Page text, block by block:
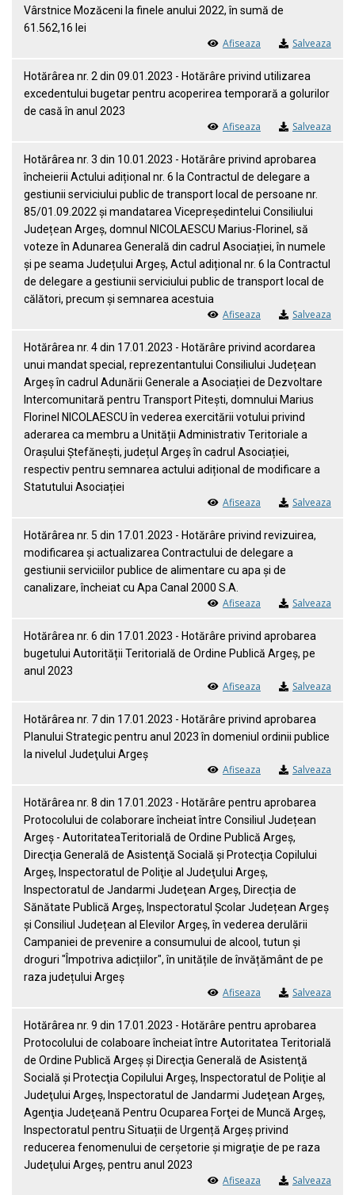
Vârstnice Mozăceni la finele anului 2022, în sumă de
61.562,16 lei
Afiseaza Salveaza
Hotărârea nr. 2 din 09.01.2023 - Hotărâre privind utilizarea
excedentului bugetar pentru acoperirea temporară a golurilor
de casă în anul 2023
Afiseaza Salveaza
Hotărârea nr. 3 din 10.01.2023 - Hotărâre privind aprobarea
încheierii Actului adițional nr. 6 la Contractul de delegare a
gestiunii serviciului public de transport local de persoane nr.
85/01.09.2022 și mandatarea Vicepreședintelui Consiliului
Județean Argeș, domnul NICOLAESCU Marius-Florinel, să
voteze în Adunarea Generală din cadrul Asociației, în numele
și pe seama Județului Argeș, Actul adițional nr. 6 la Contractul
de delegare a gestiunii serviciului public de transport local de
călători, precum și semnarea acestuia
Afiseaza Salveaza
Hotărârea nr. 4 din 17.01.2023 - Hotărâre privind acordarea
unui mandat special, reprezentantului Consiliului Județean
Argeș în cadrul Adunării Generale a Asociației de Dezvoltare
Intercomunitară pentru Transport Pitești, domnului Marius
Florinel NICOLAESCU în vederea exercitării votului privind
aderarea ca membru a Unității Administrativ Teritoriale a
Orașului Ștefănești, județul Argeș în cadrul Asociației,
respectiv pentru semnarea actului adițional de modificare a
Statutului Asociației
Afiseaza Salveaza
Hotărârea nr. 5 din 17.01.2023 - Hotărâre privind revizuirea,
modificarea și actualizarea Contractului de delegare a
gestiunii serviciilor publice de alimentare cu apa și de
canalizare, încheiat cu Apa Canal 2000 S.A.
Afiseaza Salveaza
Hotărârea nr. 6 din 17.01.2023 - Hotărâre privind aprobarea
bugetului Autorității Teritorială de Ordine Publică Argeș, pe
anul 2023
Afiseaza Salveaza
Hotărârea nr. 7 din 17.01.2023 - Hotărâre privind aprobarea
Planului Strategic pentru anul 2023 în domeniul ordinii publice
la nivelul Judeţului Argeş
Afiseaza Salveaza
Hotărârea nr. 8 din 17.01.2023 - Hotărâre pentru aprobarea
Protocolului de colaborare încheiat între Consiliul Județean
Argeș - AutoritateaTeritorială de Ordine Publică Argeş,
Direcţia Generală de Asistenţă Socială şi Protecţia Copilului
Argeş, Inspectoratul de Poliţie al Judeţului Argeş,
Inspectoratul de Jandarmi Judeţean Argeş, Direcția de
Sănătate Publică Argeș, Inspectoratul Școlar Județean Argeș
și Consiliul Județean al Elevilor Argeș, în vederea derulării
Campaniei de prevenire a consumului de alcool, tutun și
droguri "Împotriva adicțiilor", în unitățile de învățământ de pe
raza județului Argeș
Afiseaza Salveaza
Hotărârea nr. 9 din 17.01.2023 - Hotărâre pentru aprobarea
Protocolului de colaboare încheiat între Autoritatea Teritorială
de Ordine Publică Argeş şi Direcţia Generală de Asistenţă
Socială şi Protecţia Copilului Argeş, Inspectoratul de Poliţie al
Judeţului Argeş, Inspectoratul de Jandarmi Judeţean Argeş,
Agenţia Judeţeană Pentru Ocuparea Forţei de Muncă Argeş,
Inspectoratul pentru Situații de Urgență Argeş privind
reducerea fenomenului de cerşetorie şi migraţie de pe raza
Judeţului Argeş, pentru anul 2023
Afiseaza Salveaza